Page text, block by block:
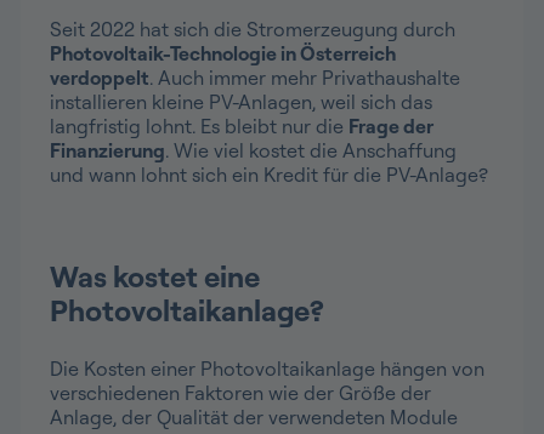
Seit 2022 hat sich die Stromerzeugung durch
Photovoltaik-Technologie in Österreich
verdoppelt. Auch immer mehr Privathaushalte
installieren kleine PV-Anlagen, weil sich das
langfristig lohnt. Es bleibt nur die Frage der
Finanzierung. Wie viel kostet die Anschaffung
und wann lohnt sich ein Kredit für die PV-Anlage?
Was kostet eine
Photovoltaikanlage?
Die Kosten einer Photovoltaikanlage hängen von
verschiedenen Faktoren wie der Größe der
Anlage, der Qualität der verwendeten Module